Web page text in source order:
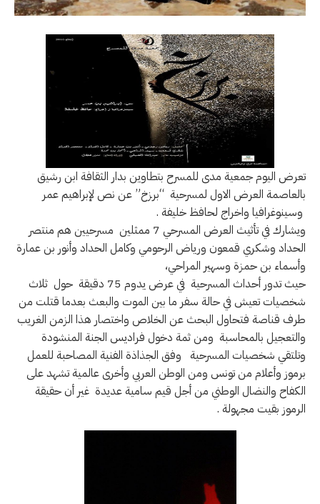
تعرض اليوم جمعية مدى للمسرح بتطاوين بدار الثقافة ابن رشيق
بالعاصمة العرض الاول لمسرحية “برزخ” عن نص لإبراهيم عمر
وسينوغرافيا واخراج لحافظ خليفة .
ويشارك في تأثيث العرض المسرحي 7 ممثلين مسرحيين هم منتصر
الحداد وشكري قمعون ورياض الرحومي وكامل الحداد وأنور بن عمارة
وأسماء بن حمزة وسهير المراحي،
حيث تدور أحداث المسرحية في عرض يدوم 75 دقيقة حول ثلاث
شخصيات تعيش في حالة سفر ما بين الموت والبعث بعدما قتلت من
طرف قناصة فتحاول البحث عن الخلاص واختصار هذا الزمن الغريب
والتعجيل بالمحاسبة ومن ثمة دخول فراديس الجنة المنشودة
وتلتقي شخصيات المسرحية وفق الجذاذة الفنية المصاحبة للعمل
برموز وأعلام من تونس ومن الوطن العربي وأخرى عالمية تشهد على
الكفاح والنضال الوطني من أجل قيم سامية عديدة غير أن حقيقة
الرموز بقيت مجهولة .